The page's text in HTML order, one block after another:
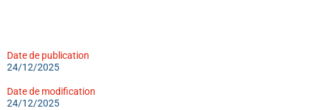
Date de publication
24/12/2025
Date de modification
24/12/2025